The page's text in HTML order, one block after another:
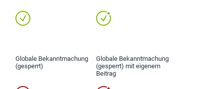
Globale Bekanntmachung
(gesperrt)
Globale Bekanntmachung
(gesperrt) mit eigenem
Beitrag